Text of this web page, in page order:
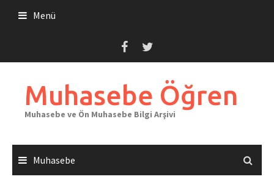
Menü
Muhasebe Öğren
Muhasebe ve Ön Muhasebe Bilgi Arşivi
Muhasebe